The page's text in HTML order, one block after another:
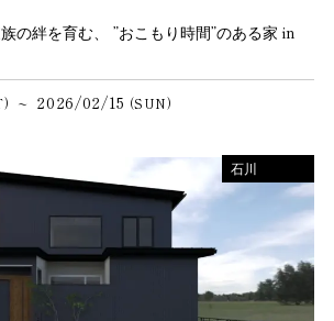
の絆を育む、 ”おこもり時間”のある家 in
~ 2026/02/15 (SUN)
石川